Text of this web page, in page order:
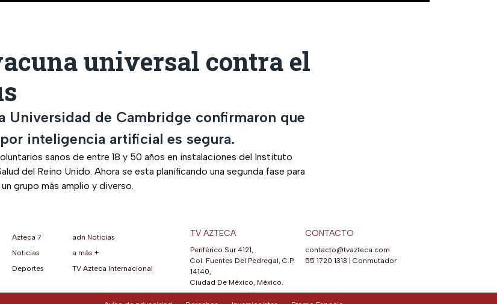
universal contra el
Universidad de Cambridge confirmaron que
inteligencia artificial es segura.
sanos de entre 18 y 50 años en instalaciones del Instituto
del Reino Unido. Ahora se esta planificando una segunda fase para
grupo más amplio y diverso.
pestaña)
nueva pestaña)
en una nueva pestaña)
abre en una nueva pestaña)
Azteca 7
Noticias
Deportes
adn Noticias
a más +
TV Azteca Internacional
TV AZTECA
Periférico Sur 4121,
Col. Fuentes Del Pedregal, C.P.
14140,
Ciudad De México, México.
CONTACTO
contacto@tvazteca.com
55 1720 1313 | Conmutador